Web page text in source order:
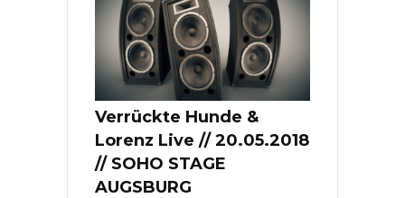
Verrückte Hunde &
Lorenz Live // 20.05.2018
// SOHO STAGE
AUGSBURG